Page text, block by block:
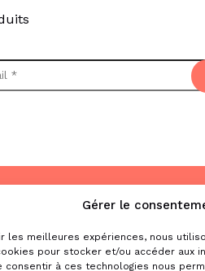
Gérer le
les meilleures expériences, nous
pour stocker et/ou accéder aux
consentir à ces technologies nous
& nous
2 place de la